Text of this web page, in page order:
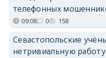
телефонных
09:08 0 158
Севастопольские
нетривиальную